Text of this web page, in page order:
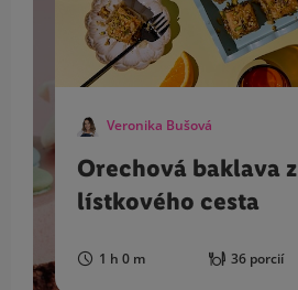
Veronika Bušová
Orechová baklava z
lístkového cesta
1 h 0 m 36 porcií